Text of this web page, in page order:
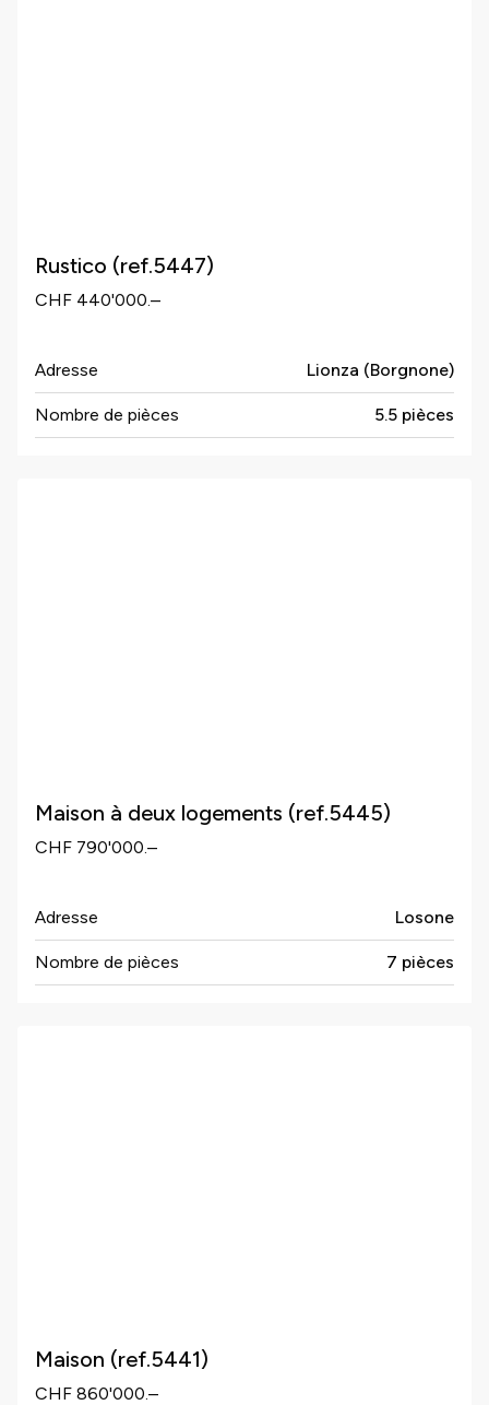
Rustico (ref.5447)
CHF 440'000.–
Adresse Lionza (Borgnone)
Nombre de pièces 5.5 pièces
Maison à deux logements (ref.5445)
CHF 790'000.–
Adresse Losone
Nombre de pièces 7 pièces
Maison (ref.5441)
CHF 860'000.–